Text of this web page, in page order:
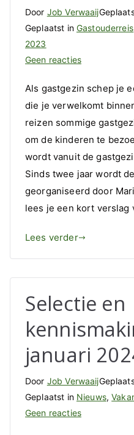
Door Job Verwaaij
Geplaatst in Gastouderreis
2023
Geen reactiesop
terugblik
op
een
leuk
initiatief
vanuit
de
Als gastgezin schep je
die je verwelkomt
reizen sommige
om de kinderen te
wordt vanuit de
Sinds twee jaar wordt
georganiseerd door
lees je een kort verslag
Lees verder
Selectie en
januari
Door Job Verwaaij
Geplaatst in Nieuws,
Geen reactiesop